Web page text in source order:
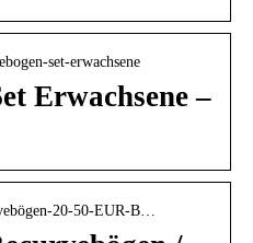
set-erwachsene
Erwachsene –
20-50-EUR-B…